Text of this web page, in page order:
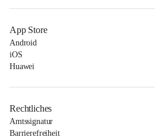
App Store
Android
iOS
Huawei
Rechtliches
Amtssignatur
Barrierefreiheit